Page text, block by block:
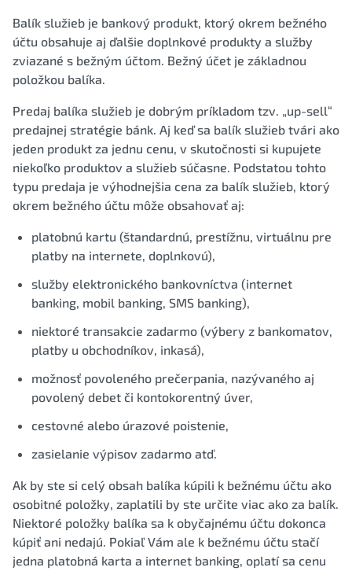
Balík služieb je bankový produkt, ktorý okrem bežného
účtu obsahuje aj ďalšie doplnkové produkty a služby
zviazané s bežným účtom. Bežný účet je základnou
položkou balíka.
Predaj balíka služieb je dobrým príkladom tzv. „up-sell“
predajnej stratégie bánk. Aj keď sa balík služieb tvári ako
jeden produkt za jednu cenu, v skutočnosti si kupujete
niekoľko produktov a služieb súčasne. Podstatou tohto
typu predaja je výhodnejšia cena za balík služieb, ktorý
okrem bežného účtu môže obsahovať aj:
platobnú kartu (štandardnú, prestížnu, virtuálnu pre
platby na internete, doplnkovú),
služby elektronického bankovníctva (internet
banking, mobil banking, SMS banking),
niektoré transakcie zadarmo (výbery z bankomatov,
platby u obchodníkov, inkasá),
možnosť povoleného prečerpania, nazývaného aj
povolený debet či kontokorentný úver,
cestovné alebo úrazové poistenie,
zasielanie výpisov zadarmo atď.
Ak by ste si celý obsah balíka kúpili k bežnému účtu ako
osobitné položky, zaplatili by ste určite viac ako za balík.
Niektoré položky balíka sa k obyčajnému účtu dokonca
kúpiť ani nedajú. Pokiaľ Vám ale k bežnému účtu stačí
jedna platobná karta a internet banking, oplatí sa cenu